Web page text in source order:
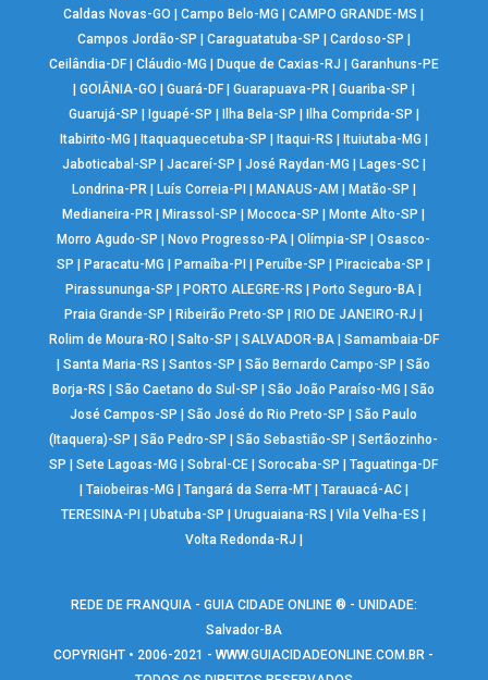
Caldas Novas-GO
|Campo Belo-MG |CAMPO GRANDE-MS
Campos Jordão-SP
Caraguatatuba-SP Cardoso-SP
Ceilândia-DF| Cláudio-MG Duque de Caxias-RJ
Garanhuns-PE
GOIÂNIA-GO Guará-DF| Guarapuava-PR| Guariba-SP
Guarujá-SP
Iguapé-SP Ilha Bela-SP Ilha Comprida-SP
Itabirito-MG
Itaquaquecetuba-SP Itaqui-RS Ituiutaba-MG
Jaboticabal-SP
Jacareí-SP José Raydan-MG Lages-SC|
Londrina-PR| Luís Correia-PI MANAUS-AM Matão-SP
Medianeira-PR
Mirassol-SP Mococa-SP Monte Alto-SP
Morro Agudo-SP
Novo Progresso-PA |Olímpia-SP |Osasco-
SP
Paracatu-MG Parnaíba-PI Peruíbe-SP Piracicaba-SP
Pirassununga-SP
PORTO ALEGRE-RS Porto Seguro-BA
Praia Grande-SP
Ribeirão Preto-SP RIO DE JANEIRO-RJ
Rolim de Moura-RO
Salto-SP SALVADOR-BA| Samambaia-DF
|Santa Maria-RS |Santos-SP |São Bernardo Campo-SP |São
Borja-RS
|São Caetano do Sul-SP |São João Paraíso-MG |São
José Campos-SP
|São José do Rio Preto-SP |São Paulo
(Itaquera)-SP
|São Pedro-SP |São Sebastião-SP |Sertãozinho-
SP
|Sete Lagoas-MG |Sobral-CE |Sorocaba-SP |Taguatinga-DF
Taiobeiras-MG Tangará da Serra-MT| Tarauacá-AC|
TERESINA-PI
|Ubatuba-SP |Uruguaiana-RS |Vila Velha-ES
Volta Redonda-RJ
REDE DE FRANQUIA - GUIA CIDADE ONLINE ® - UNIDADE:
Salvador-BA
COPYRIGHT • 2006-2021 -WWW.GUIACIDADEONLINE.COM.BR -